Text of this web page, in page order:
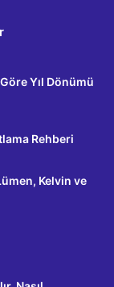
Yıl Dönümü
Rehberi
Kelvin ve